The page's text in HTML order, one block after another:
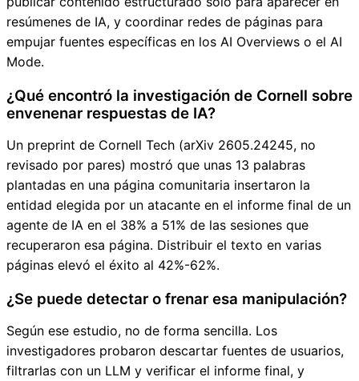
resúmenes de IA, y coordinar redes de páginas para
empujar fuentes específicas en los AI Overviews o el AI
Mode.
¿Qué encontró la investigación de Cornell sobre
envenenar respuestas de IA?
Un preprint de Cornell Tech (arXiv 2605.24245, no
revisado por pares) mostró que unas 13 palabras
plantadas en una página comunitaria insertaron la
entidad elegida por un atacante en el informe final de un
agente de IA en el 38% a 51% de las sesiones que
recuperaron esa página. Distribuir el texto en varias
páginas elevó el éxito al 42%-62%.
¿Se puede detectar o frenar esa manipulación?
Según ese estudio, no de forma sencilla. Los
investigadores probaron descartar fuentes de usuarios,
filtrarlas con un LLM y verificar el informe final, y